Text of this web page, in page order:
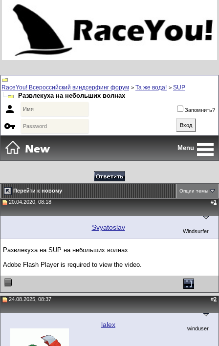
RaceYou! Всероссийский виндсерфинг форум > Та же вода! > SUP
Развлекуха на небольших волнах
 Запомнить?

Menu
Перейти к новому Опции темы
20.04.2020, 08:18 #1
Svyatoslav Windsurfer
Развлекуха на SUP на небольших волнах
Adobe Flash Player is required to view the video.
24.08.2025, 08:37 #2
lalex winduser